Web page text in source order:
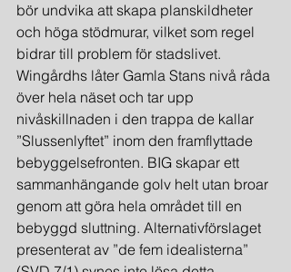
bör undvika att skapa planskildheter
och höga stödmurar, vilket som regel
bidrar till problem för stadslivet.
Wingårdhs låter Gamla Stans nivå råda
över hela näset och tar upp
nivåskillnaden i den trappa de kallar
”Slussenlyftet” inom den framflyttade
bebyggelsefronten. BIG skapar ett
sammanhängande golv helt utan broar
genom att göra hela området till en
bebyggd sluttning. Alternativförslaget
presenterat av ”de fem idealisterna”